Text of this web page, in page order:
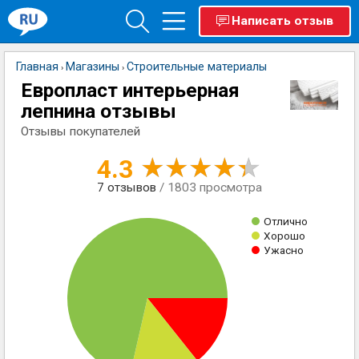
Написать отзыв
Главная › Магазины › Строительные материалы
Европласт интерьерная
лепнина отзывы
Отзывы покупателей
4.3
7 отзывов / 1803 просмотра
Отлично
Хорошо
Ужасно